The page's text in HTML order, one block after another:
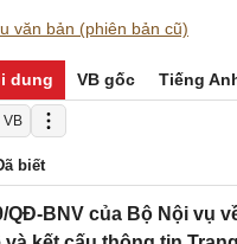
văn bản (phiên bản cũ)
dung VB gốc Tiếng
VB
biết
QĐ-BNV của Bộ Nội vụ